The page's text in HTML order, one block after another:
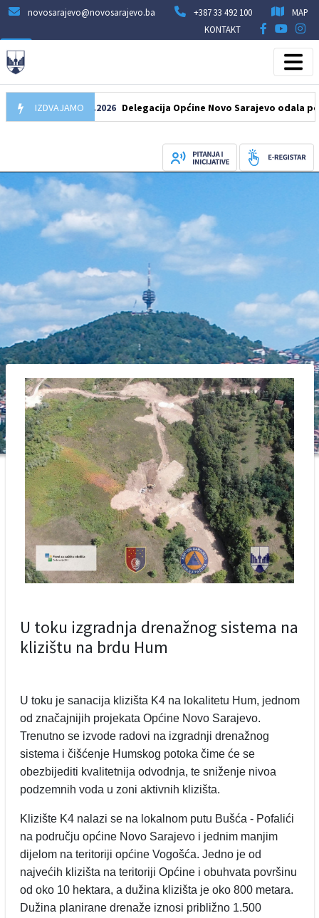
novosarajevo@novosarajevo.ba +387 33 492 100
MAP
KONTAKT
IZDVAJAMO
07.08.2026 Delegacija Općine Novo Sarajevo odala počast
U toku izgradnja drenažnog sistema na
klizištu na brdu Hum
U toku je sanacija klizišta K4 na lokalitetu Hum, jednom
od značajnijih projekata Općine Novo Sarajevo.
Trenutno se izvode radovi na izgradnji drenažnog
sistema i čišćenje Humskog potoka čime će se
obezbijediti kvalitetnija odvodnja, te sniženje nivoa
podzemnih voda u zoni aktivnih klizišta.
Klizište K4 nalazi se na lokalnom putu Bušća - Pofalići
na području općine Novo Sarajevo i jednim manjim
dijelom na teritoriji općine Vogošća. Jedno je od
najvećih klizišta na teritoriji Općine i obuhvata površinu
od oko 10 hektara, a dužina klizišta je oko 800 metara.
Dužina planirane drenaže iznosi približno 1.500